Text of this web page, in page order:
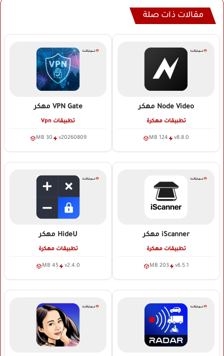
مقالات ذات صلة
Node Video مهكر
تطبيقات مهكرة
v8.8.0
124 MB
VPN Gate مهكر
تطبيقات Vpn
v20260809
30 MB
iScanner مهكر
تطبيقات مهكرة
v6.5.1
203 MB
HideU مهكر
تطبيقات مهكرة
v2.4.0
45 MB